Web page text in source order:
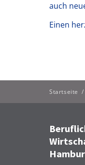
auch
Einen
Startseite /